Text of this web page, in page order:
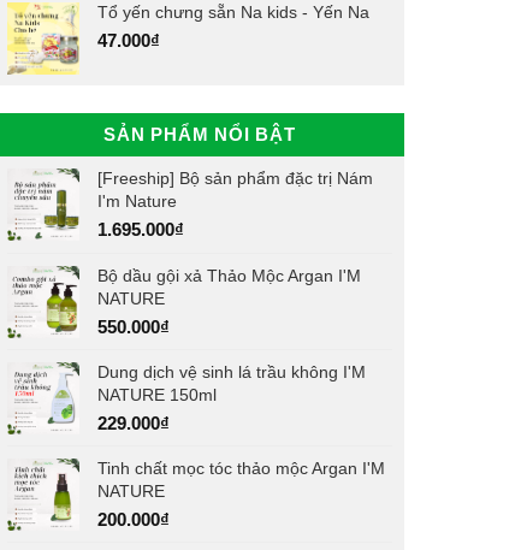
Tổ yến chưng sẵn Na kids - Yến Na
47.000₫
SẢN PHẨM NỔI BẬT
[Freeship] Bộ sản phẩm đặc trị Nám
I'm Nature
1.695.000₫
Bộ dầu gội xả Thảo Mộc Argan I'M
NATURE
550.000₫
Dung dịch vệ sinh lá trầu không I'M
NATURE 150ml
229.000₫
Tinh chất mọc tóc thảo mộc Argan I'M
NATURE
200.000₫